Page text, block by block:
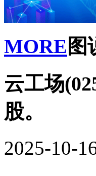
MORE 图
云工场
股。
2025-10-